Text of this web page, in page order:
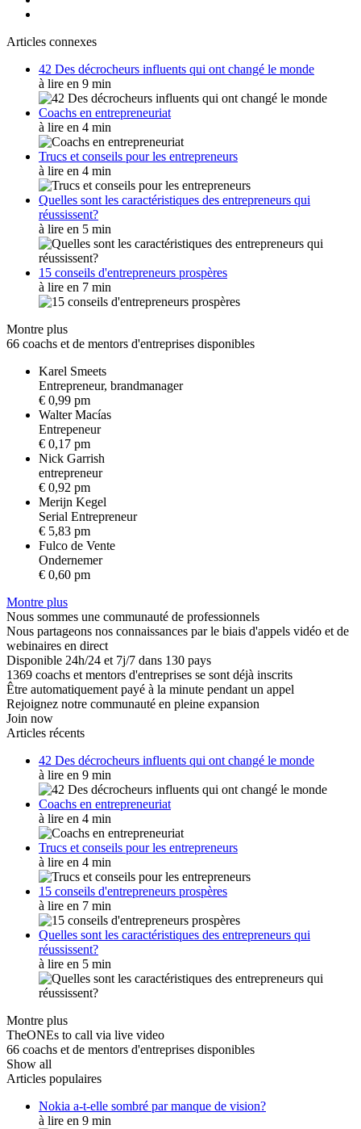
Articles connexes
42 Des décrocheurs influents qui ont changé le monde
à lire en 9 min
Coachs en entrepreneuriat
à lire en 4 min
Trucs et conseils pour les entrepreneurs
à lire en 4 min
Quelles sont les caractéristiques des entrepreneurs qui
réussissent?
à lire en 5 min
15 conseils d'entrepreneurs prospères
à lire en 7 min
Montre plus
66 coachs et de mentors d'entreprises disponibles
Karel Smeets
Entrepreneur, brandmanager
€ 0,99 pm
Walter Macías
Entrepeneur
€ 0,17 pm
Nick Garrish
entrepreneur
€ 0,92 pm
Merijn Kegel
Serial Entrepreneur
€ 5,83 pm
Fulco de Vente
Ondernemer
€ 0,60 pm
Montre plus
Nous sommes une communauté de professionnels
Nous partageons nos connaissances par le biais d'appels vidéo et de
webinaires en direct
Disponible 24h/24 et 7j/7 dans 130 pays
1369 coachs et mentors d'entreprises se sont déjà inscrits
Être automatiquement payé à la minute pendant un appel
Rejoignez notre communauté en pleine expansion
Join now
Articles récents
42 Des décrocheurs influents qui ont changé le monde
à lire en 9 min
Coachs en entrepreneuriat
à lire en 4 min
Trucs et conseils pour les entrepreneurs
à lire en 4 min
15 conseils d'entrepreneurs prospères
à lire en 7 min
Quelles sont les caractéristiques des entrepreneurs qui
réussissent?
à lire en 5 min
Montre plus
TheONEs to call via live video
66 coachs et de mentors d'entreprises disponibles
Show all
Articles populaires
Nokia a-t-elle sombré par manque de vision?
à lire en 9 min